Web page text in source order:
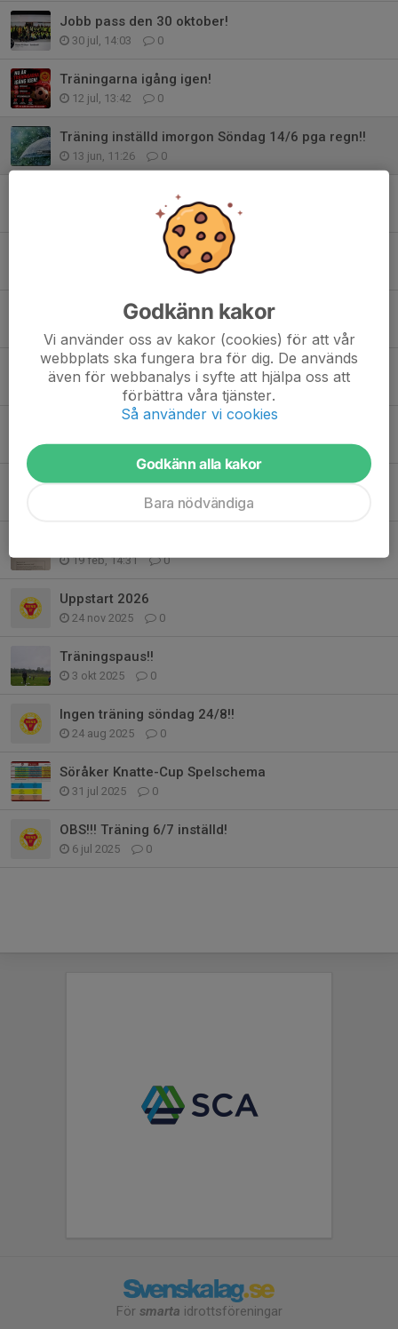
Jobb pass den 30 oktober!
30 jul, 14:03 0
Träningarna igång igen!
12 jul, 13:42 0
Träning inställd imorgon Söndag 14/6 pga regn!!
13 jun, 11:26 0
0
Träning inställd onsdag 13 maj!
Ingen träning Söndag 3 maj!
Äntligen kommer vi ut på Sundavallen!
29 apr, 15:28
23 apr, 10:03 0
Inställd träning Söndag 5 april
0
19 feb, 14:31 0
Uppstart 2026
24 nov 2025 0
Träningspaus!!
3 okt 2025 0
Ingen träning söndag 24/8!!
24 aug 2025 0
Söråker Knatte-Cup Spelschema
31 jul 2025 0
OBS!!! Träning 6/7 inställd!
6 jul 2025 0
För smarta idrottsföreningar
Godkänn kakor
Vi använder oss av kakor (cookies) för att vår
webbplats ska fungera bra för dig. De används
även för webbanalys i syfte att hjälpa oss att
förbättra våra tjänster.
Så använder vi cookies
Godkänn alla kakor
Bara nödvändiga